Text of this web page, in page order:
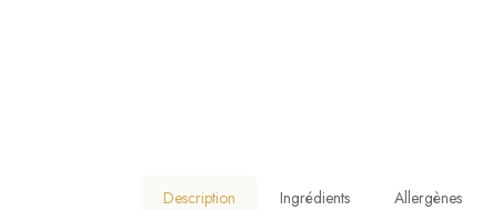
Description Ingrédients Allergènes